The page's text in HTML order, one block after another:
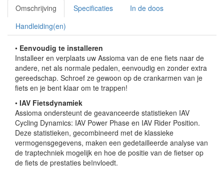
Omschrijving Specificaties
In de doos
Handleiding(en)
• Eenvoudig te installeren
Installeer en verplaats uw Assioma van de ene fiets naar de
andere, net als normale pedalen, eenvoudig en zonder extra
gereedschap. Schroef ze gewoon op de crankarmen van je
fiets en je bent klaar om te trappen!
• IAV Fietsdynamiek
Assioma ondersteunt de geavanceerde statistieken IAV
Cycling Dynamics: IAV Power Phase en IAV Rider Position.
Deze statistieken, gecombineerd met de klassieke
vermogensgegevens, maken een gedetailleerde analyse van
de traptechniek mogelijk en hoe de positie van de fietser op
de fiets de prestaties beïnvloedt.